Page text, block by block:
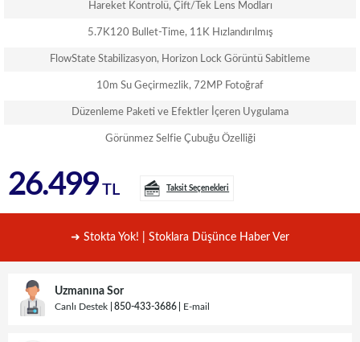
Hareket Kontrolü, Çift/Tek Lens Modları
5.7K120 Bullet-Time, 11K Hızlandırılmış
FlowState Stabilizasyon, Horizon Lock Görüntü Sabitleme
10m Su Geçirmezlik, 72MP Fotoğraf
Düzenleme Paketi ve Efektler İçeren Uygulama
Görünmez Selfie Çubuğu Özelliği
26.499 TL Taksit Seçenekleri
➜ Stokta Yok! | Stoklara Düşünce Haber Ver
Uzmanına Sor
Canlı Destek 850-433-3686 E-mail